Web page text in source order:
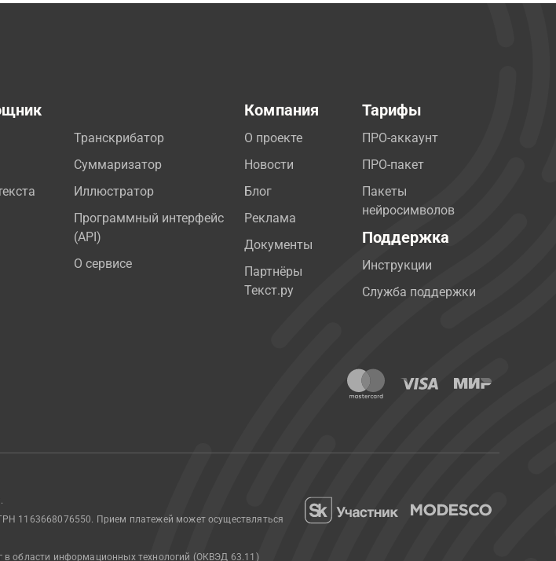
Транскрибатор
Суммаризатор
Иллюстратор
Программный интерфейс
(API)
О сервисе
Компания
О проекте
Новости
Блог
Реклама
Документы
Партнёры
Текст.ру
Тарифы
ПРО-аккаунт
ПРО-пакет
Пакеты
нейросимволов
Поддержка
Инструкции
Служба поддержки
1163668076550. Прием платежей может осуществляться
в области информационных технологий (ОКВЭД 63.11)